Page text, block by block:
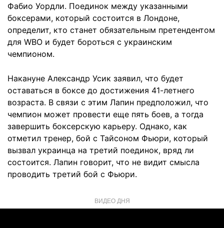
Фабио Уордли. Поединок между указанными
боксерами, который состоится в Лондоне,
определит, кто станет обязательным претендентом
для WBO и будет бороться с украинским
чемпионом.
Накануне Александр Усик заявил, что будет
оставаться в боксе до достижения 41-летнего
возраста. В связи с этим Лапин предположил, что
чемпион может провести еще пять боев, а тогда
завершить боксерскую карьеру. Однако, как
отметил тренер, бой с Тайсоном Фьюри, который
вызвал украинца на третий поединок, вряд ли
состоится. Лапин говорит, что не видит смысла
проводить третий бой с Фьюри.
ВИДЕО ДНЯ